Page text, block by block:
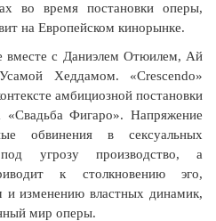
во время постановки оперы,
на Европейском кинорынке.
вместе с Даниэлем Отюилем, Ай
Хеддамом. «Crescendo»
амбициозной постановки
Фигаро». Напряжение
обвинения в сексуальных
под угрозу производство, а
к столкновению эго,
и изменению властных динамик,
мир оперы.